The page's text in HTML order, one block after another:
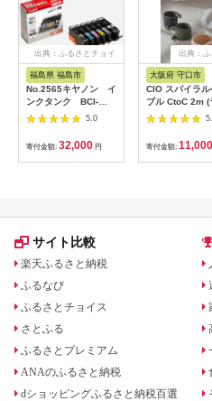
出典：ふるさとチョイ
ス
福島県 福島市
No.2565キヤノン イ
ンクタンク BCI-
351XL＋350XL/6MP
5.0
寄付金額: 32,000 円
出典：
大阪府 守口市
CIO スパイラル
ブル CtoC 2m (
ブラック)｜
寄付金額: 11,000
サイト比較
楽天ふるさと納税
ふるなび
ふるさとチョイス
さとふる
ふるさとプレミアム
ANAのふるさと納税
dショッピングふるさと納税百選